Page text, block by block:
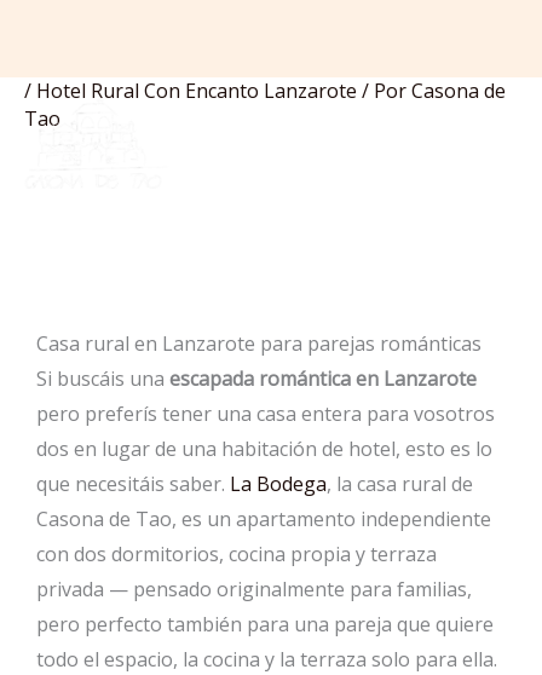
/ Hotel Rural Con Encanto Lanzarote / PorCasona de
Tao
Casa rural en Lanzarote para parejas románticas
Si buscáis una escapada romántica en Lanzarote
pero preferís tener una casa entera para vosotros
dos en lugar de una habitación de hotel, esto es lo
que necesitáis saber. La Bodega, la casa rural de
Casona de Tao, es un apartamento independiente
con dos dormitorios, cocina propia y terraza
privada — pensado originalmente para familias,
pero perfecto también para una pareja que quiere
todo el espacio, la cocina y la terraza solo para ella.